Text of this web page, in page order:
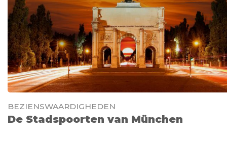
BEZIENSWAARDIGHEDEN
De Stadspoorten van München